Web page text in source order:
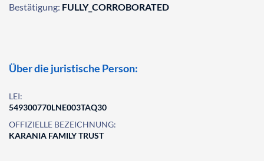
Bestätigung: FULLY_CORROBORATED
Über die juristische Person:
LEI:
549300770LNE003TAQ30
OFFIZIELLE BEZEICHNUNG:
KARANIA FAMILY TRUST